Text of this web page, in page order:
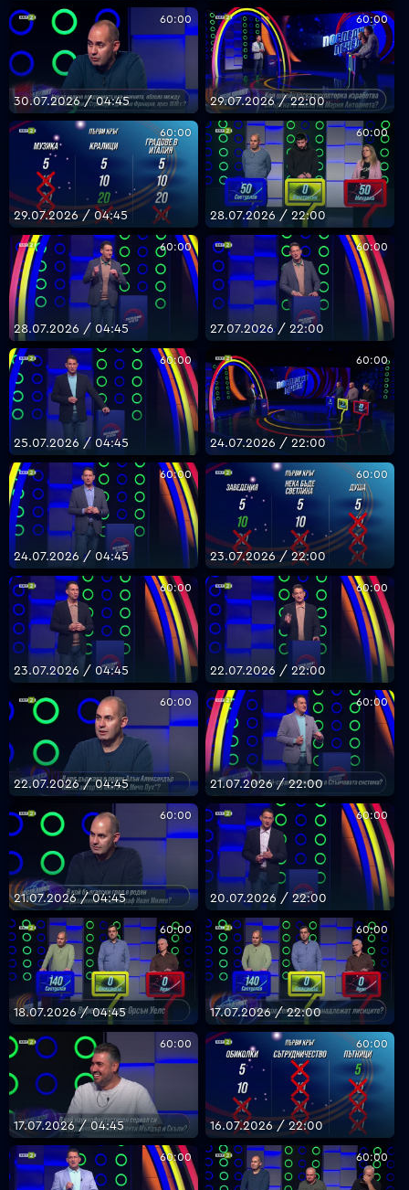
60:00
30.07.2026 / 04:45
60:00
29.07.2026 / 22:00
60:00
29.07.2026 / 04:45
60:00
28.07.2026 / 22:00
60:00
28.07.2026 / 04:45
60:00
27.07.2026 / 22:00
60:00
25.07.2026 / 04:45
60:00
24.07.2026 / 22:00
60:00
24.07.2026 / 04:45
60:00
23.07.2026 / 22:00
60:00
23.07.2026 / 04:45
60:00
22.07.2026 / 22:00
60:00
22.07.2026 / 04:45
60:00
21.07.2026 / 22:00
60:00
21.07.2026 / 04:45
60:00
20.07.2026 / 22:00
60:00
18.07.2026 / 04:45
60:00
17.07.2026 / 22:00
60:00
17.07.2026 / 04:45
60:00
16.07.2026 / 22:00
60:00 60:00